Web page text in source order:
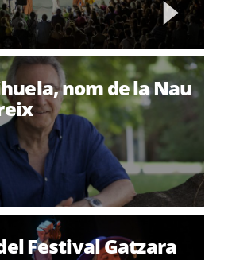
nom de la Nau
Festival Gatzara